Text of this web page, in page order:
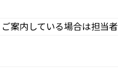
案内している場合は担当